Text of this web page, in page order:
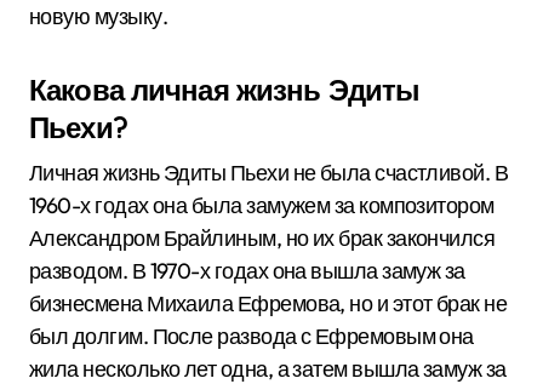
новую музыку.
Какова личная жизнь Эдиты
Пьехи?
Личная жизнь Эдиты Пьехи не была счастливой. В
1960-х годах она была замужем за композитором
Александром Брайлиным, но их брак закончился
разводом. В 1970-х годах она вышла замуж за
бизнесмена Михаила Ефремова, но и этот брак не
был долгим. После развода с Ефремовым она
жила несколько лет одна, а затем вышла замуж за